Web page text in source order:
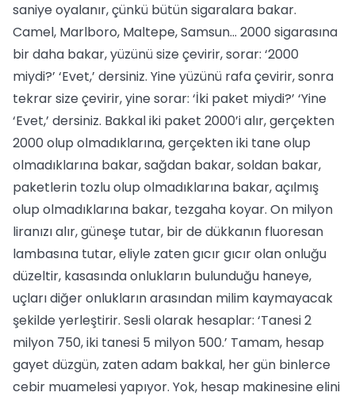
saniye oyalanır, çünkü bütün sigaralara bakar.
Camel, Marlboro, Maltepe, Samsun... 2000 sigarasına
bir daha bakar, yüzünü size çevirir, sorar: ‘2000
miydi?’ ‘Evet,’ dersiniz. Yine yüzünü rafa çevirir, sonra
tekrar size çevirir, yine sorar: ‘İki paket miydi?’ ‘Yine
‘Evet,’ dersiniz. Bakkal iki paket 2000’i alır, gerçekten
2000 olup olmadıklarına, gerçekten iki tane olup
olmadıklarına bakar, sağdan bakar, soldan bakar,
paketlerin tozlu olup olmadıklarına bakar, açılmış
olup olmadıklarına bakar, tezgaha koyar. On milyon
liranızı alır, güneşe tutar, bir de dükkanın fluoresan
lambasına tutar, eliyle zaten gıcır gıcır olan onluğu
düzeltir, kasasında onlukların bulunduğu haneye,
uçları diğer onlukların arasından milim kaymayacak
şekilde yerleştirir. Sesli olarak hesaplar: ‘Tanesi 2
milyon 750, iki tanesi 5 milyon 500.’ Tamam, hesap
gayet düzgün, zaten adam bakkal, her gün binlerce
cebir muamelesi yapıyor. Yok, hesap makinesine elini